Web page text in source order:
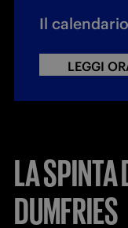
Il
LEGGI
LA SPINTA
DUMFRIES